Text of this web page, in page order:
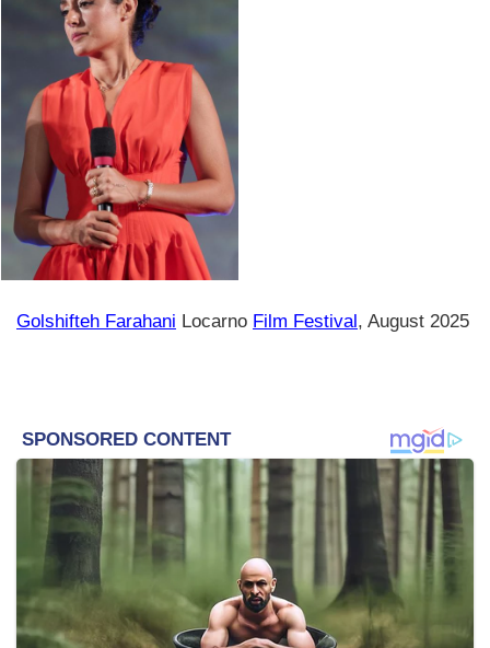
Golshifteh Farahani Locarno Film Festival, August 2025